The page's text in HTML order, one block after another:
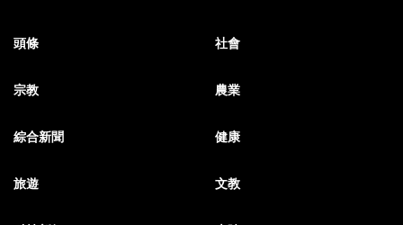
頭條 社會
宗教 農業
綜合新聞 健康
旅遊 文教